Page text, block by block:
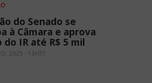
do Senado se
à Câmara e aprova
do IR até R$ 5 mil
2025 - 13H51